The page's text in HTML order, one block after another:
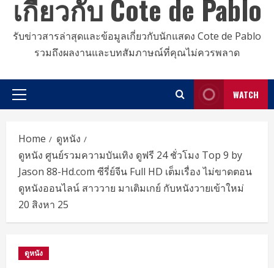
เกี่ยวกับ Cote de Pablo
รับข่าวสารล่าสุดและข้อมูลเกี่ยวกับนักแสดง Cote de Pablo
รวมถึงผลงานและบทสัมภาษณ์ที่คุณไม่ควรพลาด
Primary
WATCH
Home
ดูหนัง
ดูหนัง ศูนย์รวมความบันเทิง ดูฟรี 24 ชั่วโมง Top 9 by
Jason 88-Hd.com ซีรี่ย์จีน Full HD เต็มเรื่อง ไม่ขาดตอน
ดูหนังออนไลน์ สาววาย มาเติมเกย์ กับหนังวายเข้าใหม่
20 สิงหา 25
ดูหนัง